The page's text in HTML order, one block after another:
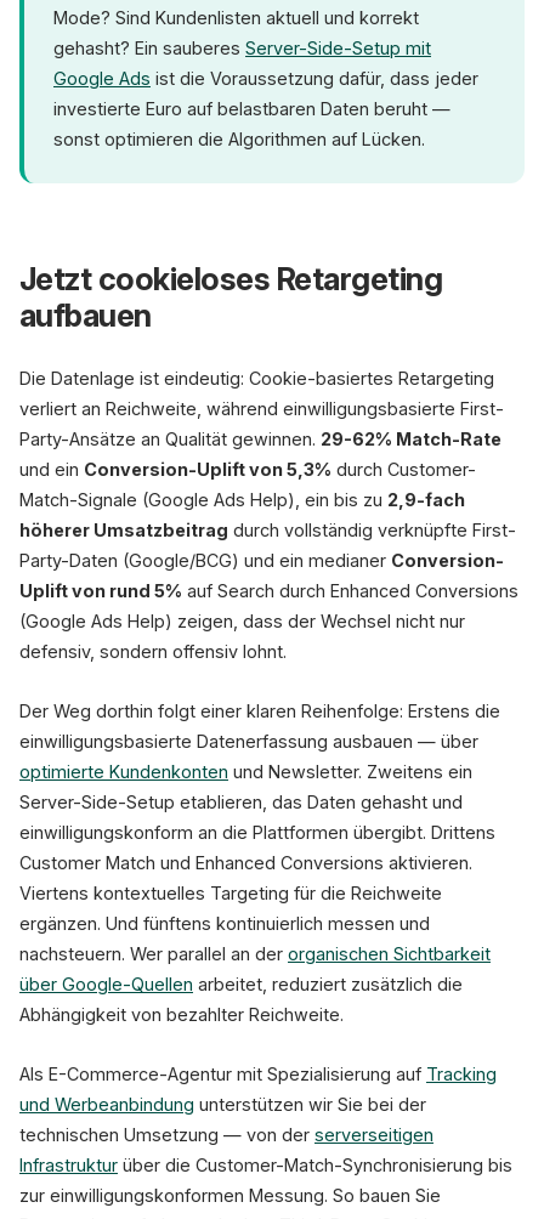
Mode? Sind Kundenlisten aktuell und korrekt
gehasht? Ein sauberes Server-Side-Setup mit
Google Ads ist die Voraussetzung dafür, dass jeder
investierte Euro auf belastbaren Daten beruht —
sonst optimieren die Algorithmen auf Lücken.
Jetzt cookieloses Retargeting
aufbauen
Die Datenlage ist eindeutig: Cookie-basiertes Retargeting
verliert an Reichweite, während einwilligungsbasierte First-
Party-Ansätze an Qualität gewinnen. 29-62% Match-Rate
und ein Conversion-Uplift von 5,3% durch Customer-
Match-Signale (Google Ads Help), ein bis zu 2,9-fach
höherer Umsatzbeitrag durch vollständig verknüpfte First-
Party-Daten (Google/BCG) und ein medianer Conversion-
Uplift von rund 5% auf Search durch Enhanced Conversions
(Google Ads Help) zeigen, dass der Wechsel nicht nur
defensiv, sondern offensiv lohnt.
Der Weg dorthin folgt einer klaren Reihenfolge: Erstens die
einwilligungsbasierte Datenerfassung ausbauen — über
optimierte Kundenkonten und Newsletter. Zweitens ein
Server-Side-Setup etablieren, das Daten gehasht und
einwilligungskonform an die Plattformen übergibt. Drittens
Customer Match und Enhanced Conversions aktivieren.
Viertens kontextuelles Targeting für die Reichweite
ergänzen. Und fünftens kontinuierlich messen und
nachsteuern. Wer parallel an der organischen Sichtbarkeit
über Google-Quellen arbeitet, reduziert zusätzlich die
Abhängigkeit von bezahlter Reichweite.
Als E-Commerce-Agentur mit Spezialisierung auf Tracking
und Werbeanbindung unterstützen wir Sie bei der
technischen Umsetzung — von der serverseitigen
Infrastruktur über die Customer-Match-Synchronisierung bis
zur einwilligungskonformen Messung. So bauen Sie